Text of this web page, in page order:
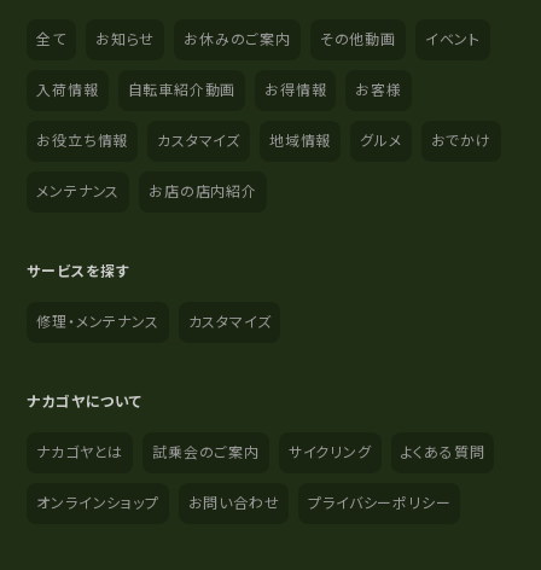
全て お知らせ お休みのご案内 その他動画 イベント
入荷情報 自転車紹介動画 お得情報 お客様
お役立ち情報 カスタマイズ 地域情報 グルメ おでかけ
メンテナンス お店の店内紹介
サービスを探す
修理・メンテナンス カスタマイズ
ナカゴヤについて
ナカゴヤとは 試乗会のご案内 サイクリング よくある質問
オンラインショップ お問い合わせ プライバシーポリシー